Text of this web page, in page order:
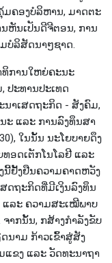
ຄອງບໍ​ລິ​ຫານ, ມາດ​ຕະ​
ຫັນ​ເປັນ​ດີ​ຈີ​ຕອນ, ການ
ບໍ​ລິ​ສັດ​ນາ​ໆຊາດ.
ທິ​ການ​ໃຫຍ່ຄະນະ
ປະ​ທານ​ປະ​ເທດ
າ​ເສດ​ຖະ​ກິດ - ສັງ​ຄົມ,
ະ ແລະ ການ​ລົງ​ທຶນ​ສາ​
ໃນ​ນັ້ນ ນະ​ໂຍ​ບາຍ​ດຶງ​
ທອດ​ເຕັກ​ໂນ​ໂລ​ຢີ ແລະ
ນີ້​ຢັ້ງ​ຢືນ​ຄວາ​ມ​ຄາດ​ຫວັງ​
ດ​ຖະ​ກິດທີ່​ມີ​ເງິນ​ລົງ​ທຶນ​
ແລະ ຄວາມ​ສະ​ເໝີ​ພາບ​
າກ​ນັ້ນ, ກສ້າງ​ກຳ​ລັງ​ຂັບ​
ນາມ ກ້າວ​ເຂົ້າ​ສູ່​ສັງ​
ຂງ ແລະ ວັດ​ທະ​ນາ​ຖາ​